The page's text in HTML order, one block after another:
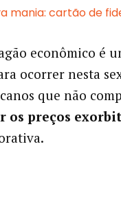
mania: cartão de
econômico é
ocorrer nesta
que não
os preços